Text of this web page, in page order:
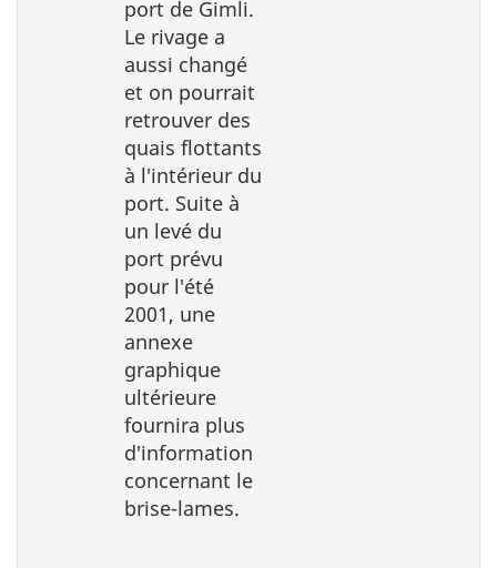
port de Gimli.
Le rivage a
aussi changé
et on pourrait
retrouver des
quais flottants
à l′intérieur du
port. Suite à
un levé du
port prévu
pour l′été
2001, une
annexe
graphique
ultérieure
fournira plus
d′information
concernant le
brise-lames.